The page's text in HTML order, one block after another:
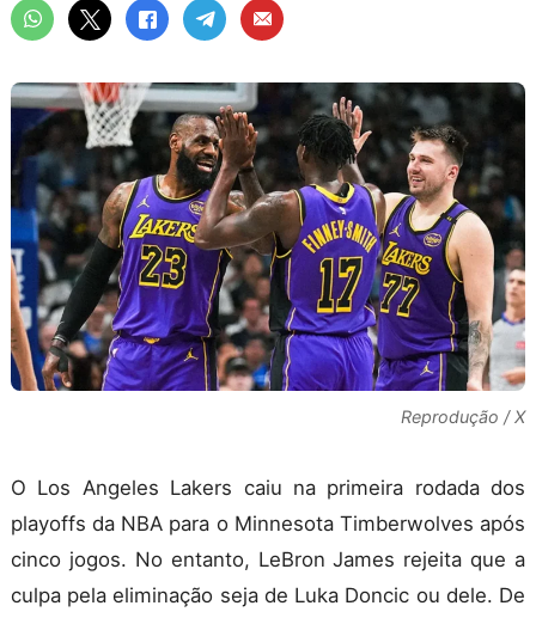
Reprodução / X
O Los Angeles Lakers caiu na primeira rodada dos
playoffs da NBA para o Minnesota Timberwolves após
cinco jogos. No entanto, LeBron James rejeita que a
culpa pela eliminação seja de Luka Doncic ou dele. De